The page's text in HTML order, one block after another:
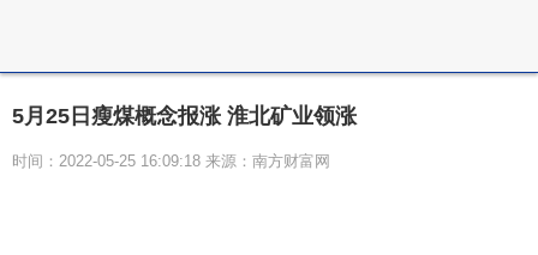
5月25日瘦煤概念报涨 淮北矿业领涨
时间：2022-05-25 16:09:18 来源：南方财富网